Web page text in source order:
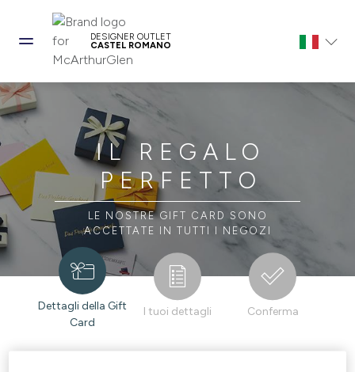
DESIGNER OUTLET
CASTEL ROMANO
IL REGALO
PERFETTO
LE NOSTRE GIFT CARD SONO
ACCETTATE IN TUTTI I NEGOZI
Dettagli della Gift
Card
I tuoi dettagli Conferma